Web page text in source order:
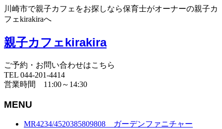
川崎市で親子カフェをお探しなら保育士がオーナーの親子カ
フェkirakiraへ
親子カフェkirakira
ご予約・お問い合わせはこちら
TEL 044-201-4414
営業時間 11:00～14:30
MENU
MR4234/4520385809808 ガーデンファニチャー